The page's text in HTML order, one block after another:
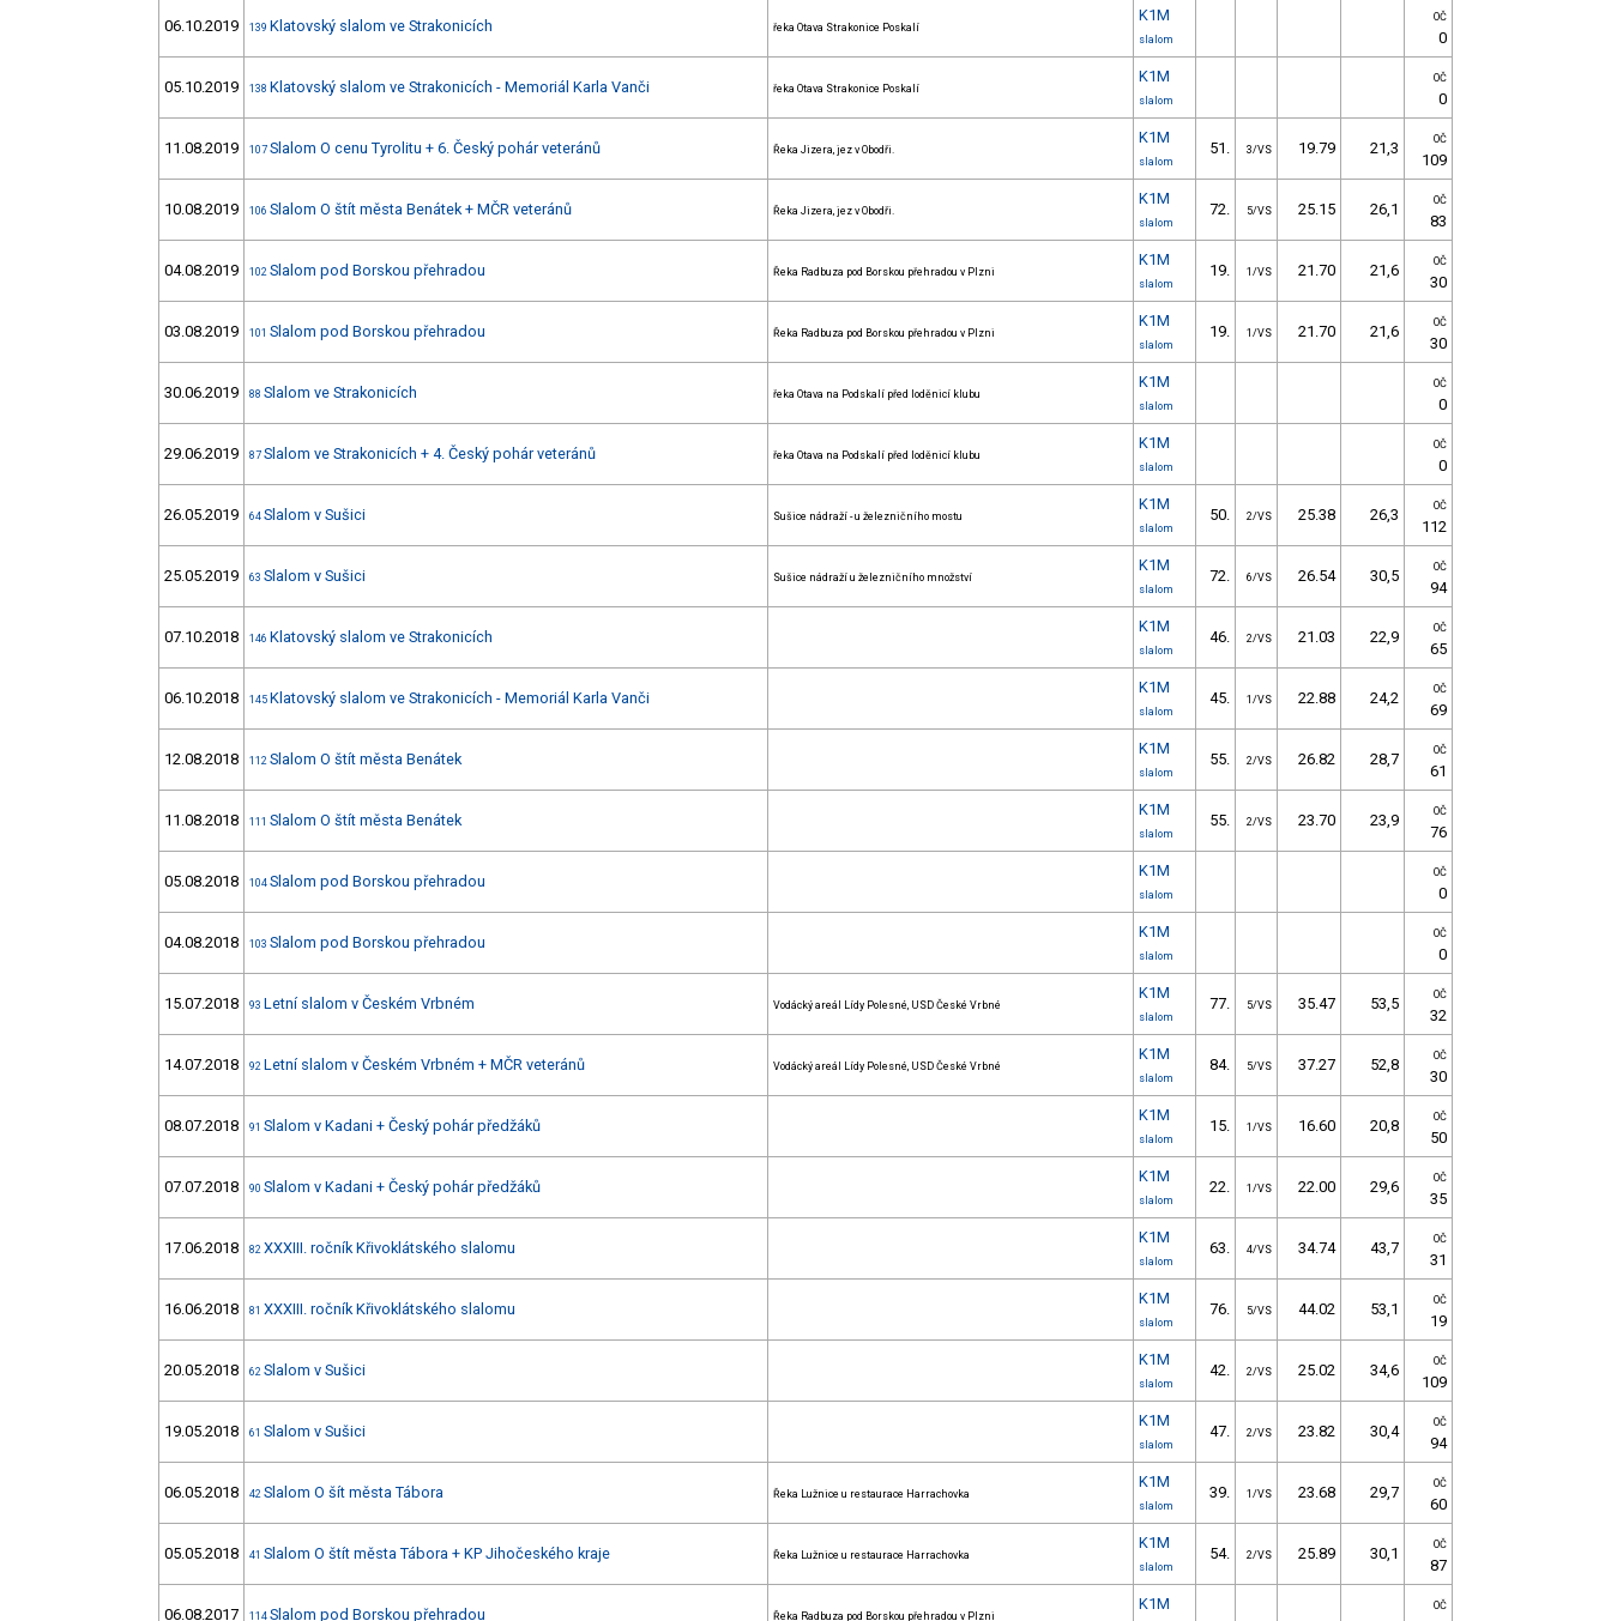
06.10.2019 139 Klatovský slalom ve Strakonicích řeka Otava Strakonice Poskalí
K1M
slalom
OČ
0
05.10.2019 138 Klatovský slalom ve Strakonicích - Memoriál Karla Vanči řeka Otava Strakonice Poskalí
K1M
slalom
OČ
0
11.08.2019 107 Slalom O cenu Tyrolitu + 6. Český pohár veteránů Řeka Jizera, jez v Obodři.
K1M
slalom
51. 3/VS 19.79 21,3 OČ
109
10.08.2019 106 Slalom O štít města Benátek + MČR veteránů Řeka Jizera, jez v Obodři.
K1M
slalom
72. 5/VS 25.15 26,1 OČ
83
04.08.2019 102 Slalom pod Borskou přehradou Řeka Radbuza pod Borskou přehradou v Plzni
K1M
slalom
19. 1/VS 21.70 21,6 OČ
30
03.08.2019 101 Slalom pod Borskou přehradou Řeka Radbuza pod Borskou přehradou v Plzni
K1M
slalom
19. 1/VS 21.70 21,6 OČ
30
30.06.2019 88 Slalom ve Strakonicích řeka Otava na Podskalí před loděnicí klubu
K1M
slalom
OČ
0
29.06.2019 87 Slalom ve Strakonicích + 4. Český pohár veteránů řeka Otava na Podskalí před loděnicí klubu
K1M
slalom
OČ
0
26.05.2019 64 Slalom v Sušici Sušice nádraží - u železničního mostu
K1M
slalom
50. 2/VS 25.38 26,3 OČ
112
25.05.2019 63 Slalom v Sušici Sušice nádraží u železničního množství
K1M
slalom
72. 6/VS 26.54 30,5 OČ
94
07.10.2018 146 Klatovský slalom ve Strakonicích
K1M
slalom
46. 2/VS 21.03 22,9 OČ
65
06.10.2018 145 Klatovský slalom ve Strakonicích - Memoriál Karla Vanči
K1M
slalom
45. 1/VS 22.88 24,2 OČ
69
12.08.2018 112 Slalom O štít města Benátek
K1M
slalom
55. 2/VS 26.82 28,7 OČ
61
11.08.2018 111 Slalom O štít města Benátek
K1M
slalom
55. 2/VS 23.70 23,9 OČ
76
05.08.2018 104 Slalom pod Borskou přehradou
K1M
slalom
OČ
0
04.08.2018 103 Slalom pod Borskou přehradou
K1M
slalom
OČ
0
15.07.2018 93 Letní slalom v Českém Vrbném Vodácký areál Lídy Polesné, USD České Vrbné
K1M
slalom
77. 5/VS 35.47 53,5 OČ
32
14.07.2018 92 Letní slalom v Českém Vrbném + MČR veteránů Vodácký areál Lídy Polesné, USD České Vrbné
K1M
slalom
84. 5/VS 37.27 52,8 OČ
30
08.07.2018 91 Slalom v Kadani + Český pohár předžáků
K1M
slalom
15. 1/VS 16.60 20,8 OČ
50
07.07.2018 90 Slalom v Kadani + Český pohár předžáků
K1M
slalom
22. 1/VS 22.00 29,6 OČ
35
17.06.2018 82 XXXIII. ročník Křivoklátského slalomu
K1M
slalom
63. 4/VS 34.74 43,7 OČ
31
16.06.2018 81 XXXIII. ročník Křivoklátského slalomu
K1M
slalom
76. 5/VS 44.02 53,1 OČ
19
20.05.2018 62 Slalom v Sušici
K1M
slalom
42. 2/VS 25.02 34,6 OČ
109
19.05.2018 61 Slalom v Sušici
K1M
slalom
47. 2/VS 23.82 30,4 OČ
94
06.05.2018 42 Slalom O šít města Tábora Řeka Lužnice u restaurace Harrachovka
K1M
slalom
39. 1/VS 23.68 29,7 OČ
60
05.05.2018 41 Slalom O štít města Tábora + KP Jihočeského kraje Řeka Lužnice u restaurace Harrachovka
K1M
slalom
54. 2/VS 25.89 30,1 OČ
87
06.08.2017 114 Slalom pod Borskou přehradou Řeka Radbuza pod Borskou přehradou v Plzni
K1M OČ